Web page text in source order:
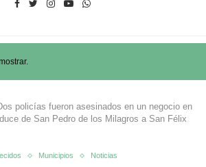
policías fueron asesinados en un negocio en
de San Pedro de los Milagros a San Félix
Municipios Noticias